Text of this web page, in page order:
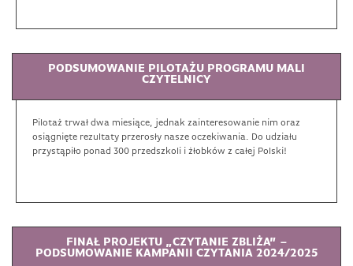
PODSUMOWANIE PILOTAŻU PROGRAMU MALI
CZYTELNICY
Pilotaż trwał dwa miesiące, jednak zainteresowanie nim oraz
osiągnięte rezultaty przerosły nasze oczekiwania. Do udziału
przystąpiło ponad 300 przedszkoli i żłobków z całej Polski!
FINAŁ PROJEKTU „CZYTANIE ZBLIŻA” –
PODSUMOWANIE KAMPANII CZYTANIA 2024/2025